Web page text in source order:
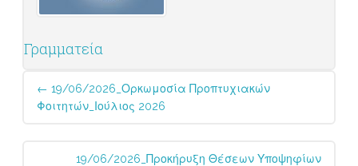
Γραμματεία
Post
navigation
← 19/06/2026_Ορκωμοσία Προπτυχιακών
Φοιτητών_Ιούλιος 2026
19/06/2026_Προκήρυξη Θέσεων Υποψηφίων